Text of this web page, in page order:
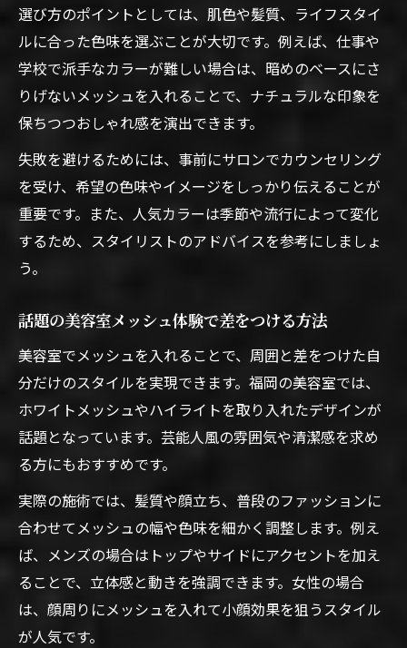
選び方のポイントとしては、肌色や髪質、ライフスタイ
ルに合った色味を選ぶことが大切です。例えば、仕事や
学校で派手なカラーが難しい場合は、暗めのベースにさ
りげないメッシュを入れることで、ナチュラルな印象を
保ちつつおしゃれ感を演出できます。
失敗を避けるためには、事前にサロンでカウンセリング
を受け、希望の色味やイメージをしっかり伝えることが
重要です。また、人気カラーは季節や流行によって変化
するため、スタイリストのアドバイスを参考にしましょ
う。
話題の美容室メッシュ体験で差をつける方法
美容室でメッシュを入れることで、周囲と差をつけた自
分だけのスタイルを実現できます。福岡の美容室では、
ホワイトメッシュやハイライトを取り入れたデザインが
話題となっています。芸能人風の雰囲気や清潔感を求め
る方にもおすすめです。
実際の施術では、髪質や顔立ち、普段のファッションに
合わせてメッシュの幅や色味を細かく調整します。例え
ば、メンズの場合はトップやサイドにアクセントを加え
ることで、立体感と動きを強調できます。女性の場合
は、顔周りにメッシュを入れて小顔効果を狙うスタイル
が人気です。